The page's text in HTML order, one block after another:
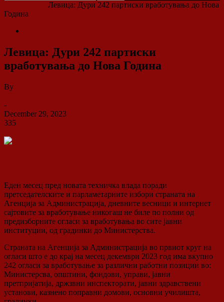
Левица: Дури 242 партиски вработувања до Нова
Година
Левица: Дури 242 партиски
вработувања до Нова Година
By
-
December 29, 2023
335
Еден месец пред новата техничка влада поради
претседателските и парламетарните избори страната на
Агенција за Администрација, дневните весници и интернет
сајтовите за вработување никогаш не биле по полни од
предизборните огласи за вработувања во сите јавни
институции, од градинки до Министерства.
Страната на Агенција за Администрација во првиот круг на
огласи што е до крај на месец декември 2023 год има вкупно
242 огласи за вработување за различни работни позиции во:
Министерсва, општини, фондови, управи, јавни
претпријатија, држзвни инспекторати, јавни здравствени
установи, казнено поправни домови, основни училишта,